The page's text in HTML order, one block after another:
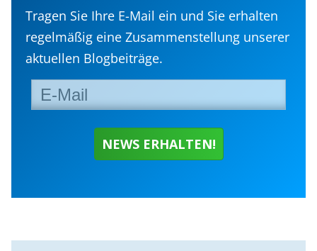
Tragen Sie Ihre E-Mail ein und Sie erhalten
regelmäßig eine Zusammenstellung unserer
aktuellen Blogbeiträge.